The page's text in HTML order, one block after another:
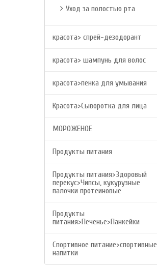
Уход за полостью рта
красота> спрей-дезодорант
красота> шампунь для волос
красота>пенка для умывания
Красота>Сыворотка для лица
МОРОЖЕНОЕ
Продукты питания
Продукты питания>Здоровый
перекус>Чипсы, кукурузные
палочки протеиновые
Продукты
питания>Печенье>Панкейки
Спортивное питание>спортивные
напитки